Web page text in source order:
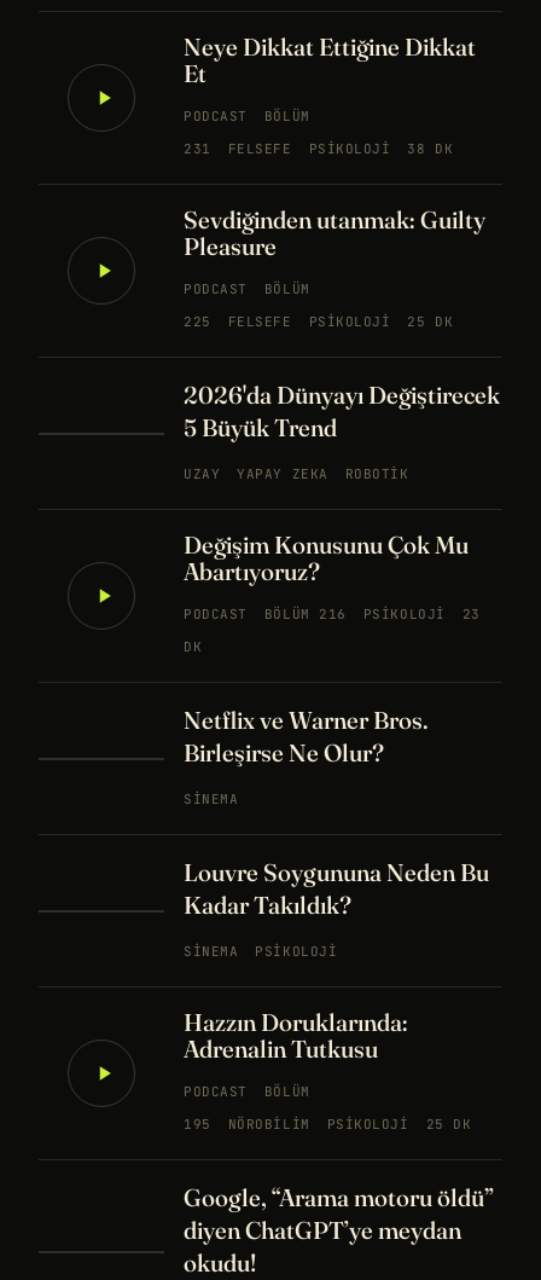
Neye Dikkat Ettiğine Dikkat
Et
PODCAST
BÖLÜM
231
FELSEFE PSIKOLOJI 38 DK
Sevdiğinden utanmak: Guilty
Pleasure
PODCAST
BÖLÜM
225
FELSEFE PSIKOLOJI 25 DK
2026'da Dünyayı Değiştirecek
5 Büyük Trend
UZAY YAPAY ZEKA ROBOTIK
Değişim Konusunu Çok Mu
Abartıyoruz?
PODCAST BÖLÜM 216 PSIKOLOJI
23
DK
Netflix ve Warner Bros.
Birleşirse Ne Olur?
SINEMA
Louvre Soygununa Neden Bu
Kadar Takıldık?
SINEMA PSIKOLOJI
Hazzın Doruklarında:
Adrenalin Tutkusu
PODCAST
BÖLÜM
195
NÖROBILIM PSIKOLOJI 25 DK
Google, “Arama motoru öldü”
diyen ChatGPT’ye meydan
okudu!